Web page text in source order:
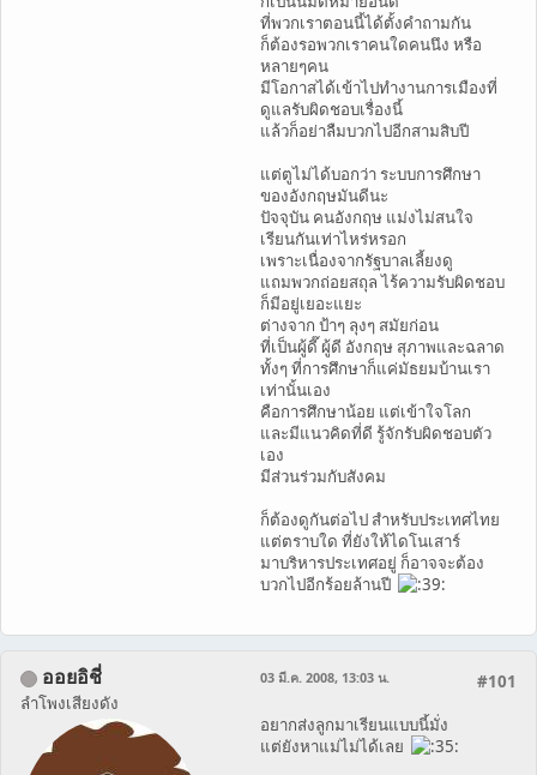
ที่พวกเราตอนนี้ได้ตั้งคำถามกัน
ก็ต้องรอพวกเราคนใดคนนึง หรือ
หลายๆคน
มีโอกาสได้เข้าไปทำงานการเมืองที่
ดูแลรับผิดชอบเรื่องนี้
แล้วก็อย่าลืมบวกไปอีกสามสิบปี
แต่ตูไม่ได้บอกว่า ระบบการศึกษา
ของอังกฤษมันดีนะ
ปัจจุบัน คนอังกฤษ แม่งไม่สนใจ
เรียนกันเท่าไหร่หรอก
เพราะเนื่องจากรัฐบาลเลี้ยงดู
แถมพวกถ่อยสถุล ไร้ความรับผิดชอบ
ก็มีอยู่เยอะแยะ
ต่างจาก ป้าๆ ลุงๆ สมัยก่อน
ที่เป็นผู้ดี๊ ผู้ดี อังกฤษ สุภาพและฉลาด
ทั้งๆ ที่การศึกษาก็แค่มัธยมบ้านเรา
เท่านั้นเอง
คือการศึกษาน้อย แต่เข้าใจโลก
และมีแนวคิดที่ดี รู้จักรับผิดชอบตัว
เอง
มีส่วนร่วมกับสังคม
ก็ต้องดูกันต่อไป สำหรับประเทศไทย
แต่ตราบใด ที่ยังให้ไดโนเสาร์
มาบริหารประเทศอยู่ ก็อาจจะต้อง
บวกไปอีกร้อยล้านปี
ออยอิชี่
ลำโพงเสียงดัง
#101
03 มี.ค. 2008, 13:03 น.
อยากส่งลูกมาเรียนแบบนี้มั่ง
แต่ยังหาแม่ไม่ได้เลย